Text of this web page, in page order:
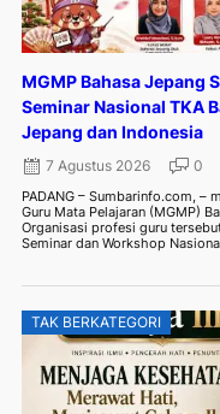
MGMP Bahasa Jepang
Seminar Nasional TKA
Jepang dan Indonesia
7 Agustus 2026 0
PADANG – Sumbarinfo.com, –
Guru Mata Pelajaran (MGMP)
Organisasi profesi guru
Seminar dan Workshop
TAK BERKATEGORI